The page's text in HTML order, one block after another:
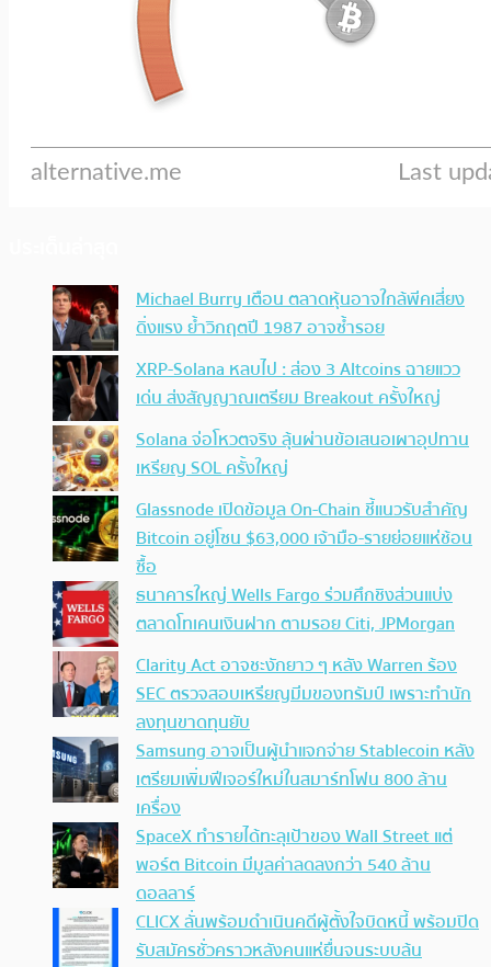
Michael Burry เตือน ตลาดหุ้นอาจใกล้พีคเสี่ยง
ดิ่งแรง ย้ำวิกฤตปี 1987 อาจซ้ำรอย
XRP-Solana หลบไป : ส่อง 3 Altcoins ฉายแวว
เด่น ส่งสัญญาณเตรียม Breakout ครั้งใหญ่
Solana จ่อโหวตจริง ลุ้นผ่านข้อเสนอเผาอุปทาน
เหรียญ SOL ครั้งใหญ่
Glassnode เปิดข้อมูล On-Chain ชี้แนวรับสำคัญ
Bitcoin อยู่โซน $63,000 เจ้ามือ-รายย่อยแห่ช้อน
ซื้อ
ธนาคารใหญ่ Wells Fargo ร่วมศึกชิงส่วนแบ่ง
ตลาดโทเคนเงินฝาก ตามรอย Citi, JPMorgan
Clarity Act อาจชะงักยาว ๆ หลัง Warren ร้อง
SEC ตรวจสอบเหรียญมีมของทรัมป์ เพราะทำนัก
ลงทุนขาดทุนยับ
Samsung อาจเป็นผู้นำแจกจ่าย Stablecoin หลัง
เตรียมเพิ่มฟีเจอร์ใหม่ในสมาร์ทโฟน 800 ล้าน
เครื่อง
SpaceX ทำรายได้ทะลุเป้าของ Wall Street แต่
พอร์ต Bitcoin มีมูลค่าลดลงกว่า 540 ล้าน
ดอลลาร์
CLICX ลั่นพร้อมดำเนินคดีผู้ตั้งใจบิดหนี้ พร้อมปิด
รับสมัครชั่วคราวหลังคนแห่ยื่นจนระบบล้น